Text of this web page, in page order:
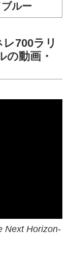
ルー
700ラリ
の動画・
Next Horizon-